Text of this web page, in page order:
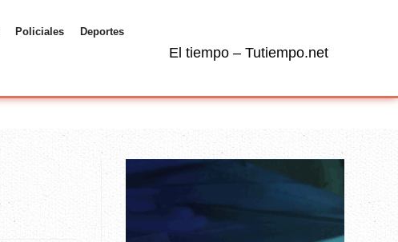
Policiales Deportes
El tiempo – Tutiempo.net